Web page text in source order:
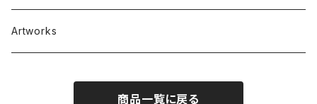
Artworks
商品一覧に戻る